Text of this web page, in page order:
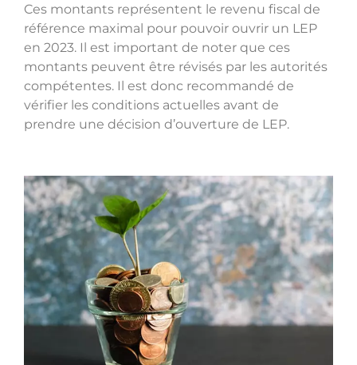
Ces montants représentent le revenu fiscal de
référence maximal pour pouvoir ouvrir un LEP
en 2023. Il est important de noter que ces
montants peuvent être révisés par les autorités
compétentes. Il est donc recommandé de
vérifier les conditions actuelles avant de
prendre une décision d’ouverture de LEP.